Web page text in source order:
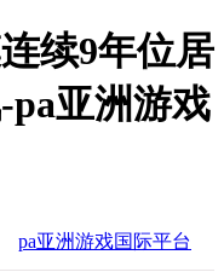
续9年位居
pa亚洲游戏
pa亚洲游戏国际平台